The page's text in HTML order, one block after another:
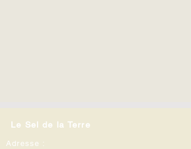
Le Sel de la Terre
Adresse :